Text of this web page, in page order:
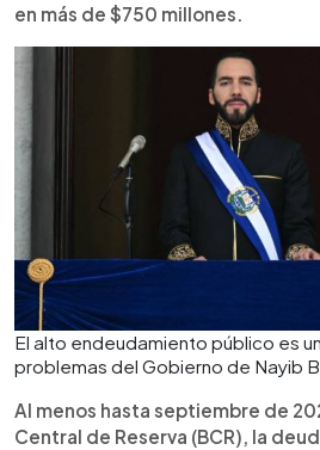
en más de $750 millones.
El alto endeudamiento público es
problemas del Gobierno de Nayib
Al menos hasta septiembre de
Central de Reserva (BCR), la